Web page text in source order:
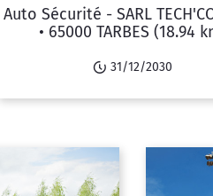
Auto Sécurité - SARL
• 65000 TARBES (18.94
31/12/2030